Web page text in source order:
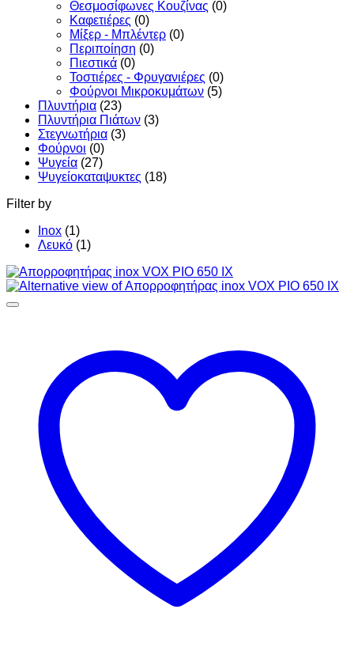
Θεσμοσίφωνες Κουζίνας (0)
Καφετιέρες (0)
Μίξερ - Μπλέντερ (0)
Περιποίηση (0)
Πιεστικά (0)
Τοστιέρες - Φρυγανιέρες (0)
Φούρνοι Μικροκυμάτων (5)
Πλυντήρια (23)
Πλυντήρια Πιάτων (3)
Στεγνωτήρια (3)
Φούρνοι (0)
Ψυγεία (27)
Ψυγείοκαταψυκτες (18)
Filter by
Inox (1)
Λευκό (1)